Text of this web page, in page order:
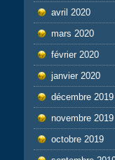
avril 2020
mars 2020
février 2020
janvier 2020
décembre 2019
novembre 2019
octobre 2019